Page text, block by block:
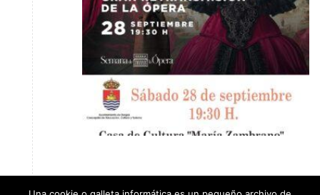
Gran Retransmisión de la